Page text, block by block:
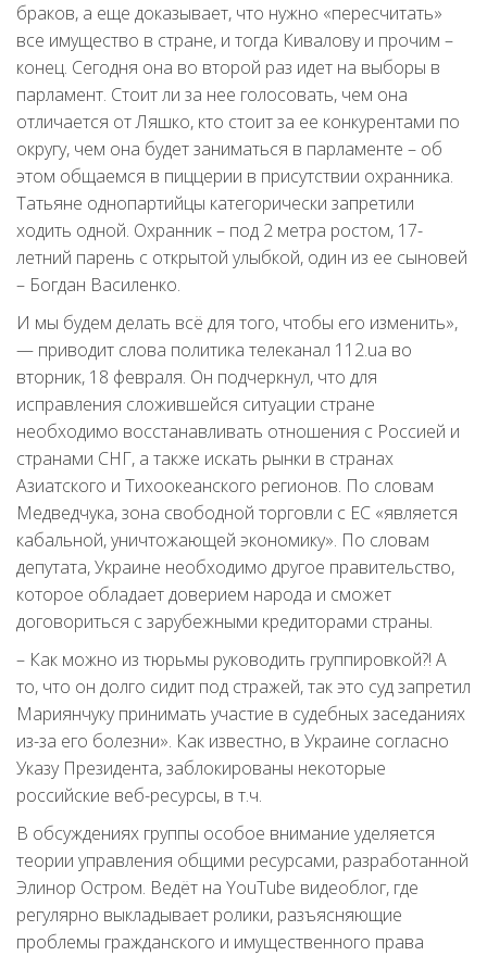
браков, а еще доказывает, что нужно «пересчитать»
все имущество в стране, и тогда Кивалову и прочим –
конец. Сегодня она во второй раз идет на выборы в
парламент. Стоит ли за нее голосовать, чем она
отличается от Ляшко, кто стоит за ее конкурентами по
округу, чем она будет заниматься в парламенте – об
этом общаемся в пиццерии в присутствии охранника.
Татьяне однопартийцы категорически запретили
ходить одной. Охранник – под 2 метра ростом, 17-
летний парень с открытой улыбкой, один из ее сыновей
– Богдан Василенко.
И мы будем делать всё для того, чтобы его изменить»,
— приводит слова политика телеканал 112.ua во
вторник, 18 февраля. Он подчеркнул, что для
исправления сложившейся ситуации стране
необходимо восстанавливать отношения с Россией и
странами СНГ, а также искать рынки в странах
Азиатского и Тихоокеанского регионов. По словам
Медведчука, зона свободной торговли с ЕС «является
кабальной, уничтожающей экономику». По словам
депутата, Украине необходимо другое правительство,
которое обладает доверием народа и сможет
договориться с зарубежными кредиторами страны.
– Как можно из тюрьмы руководить группировкой?! А
то, что он долго сидит под стражей, так это суд запретил
Мариянчуку принимать участие в судебных заседаниях
из-за его болезни». Как известно, в Украине согласно
Указу Президента, заблокированы некоторые
российские веб-ресурсы, в т.ч.
В обсуждениях группы особое внимание уделяется
теории управления общими ресурсами, разработанной
Элинор Остром. Ведёт на YouTube видеоблог, где
регулярно выкладывает ролики, разъясняющие
проблемы гражданского и имущественного права